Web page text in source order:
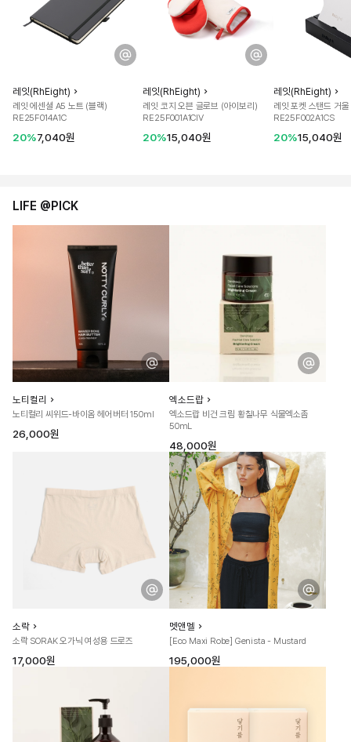
레잇(RhEight)
레잇 에센셜 A5 노트 (블랙)
RE25F014A1C
20%7,040원
레잇(RhEight)
레잇 코지 오븐 글로브 (아이보리)
RE25F001A1CIV
20%15,040원
레잇(RhEight)
레잇 포켓 스탠드 거
RE25F002A1CS
20%15,040원
LIFE @PICK
노티컬리
노티컬리 씨위드-바이옴 헤어버터 150ml
26,000원
엑소드랍
엑소드랍 비건 크림 황칠나무 식물엑소좀
50mL
48,000원
소락
소락 SORAK 오가닉 여성용 드로즈
17,000원
멧앤멜
[Eco Maxi Robe] Genista - Mustard
195,000원